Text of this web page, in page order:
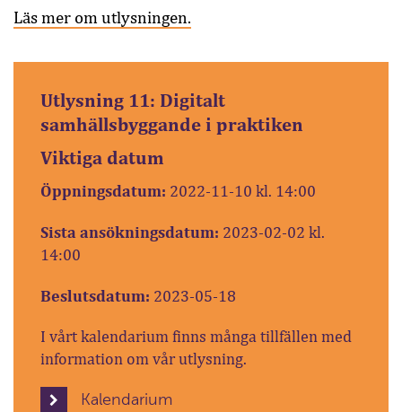
Läs mer om utlysningen.
Utlysning 11: Digitalt
samhällsbyggande i praktiken
Viktiga datum
Öppningsdatum: 2022-11-10 kl. 14:00
Sista ansökningsdatum: 2023-02-02 kl.
14:00
Beslutsdatum: 2023-05-18
I vårt kalendarium finns många tillfällen med
information om vår utlysning.
Kalendarium